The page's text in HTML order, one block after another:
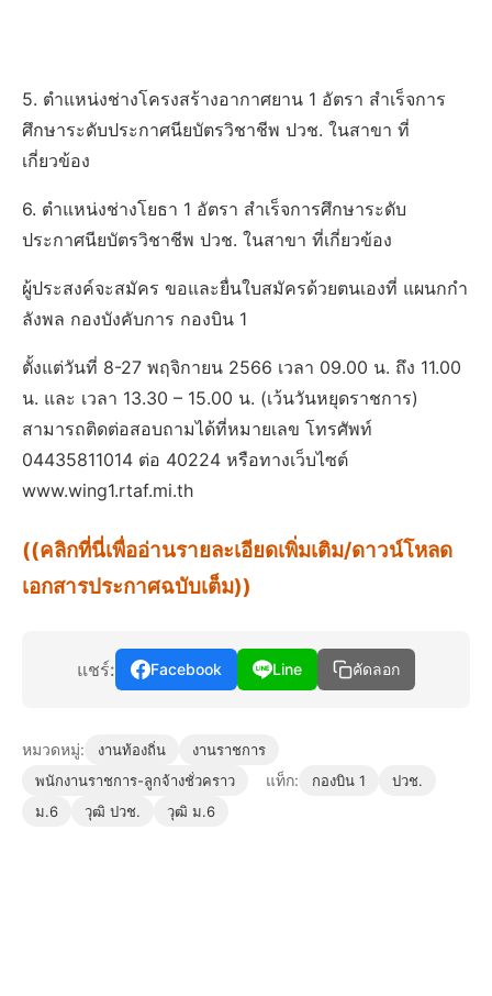
5. ตำแหน่งช่างโครงสร้างอากาศยาน 1 อัตรา สำเร็จการ
ศึกษาระดับประกาศนียบัตรวิชาชีพ ปวช. ในสาขา ที่
เกี่ยวข้อง
6. ตำแหน่งช่างโยธา 1 อัตรา สำเร็จการศึกษาระดับ
ประกาศนียบัตรวิชาชีพ ปวช. ในสาขา ที่เกี่ยวข้อง
ผู้ประสงค์จะสมัคร ขอและยื่นใบสมัครด้วยตนเองที่ แผนกกํา
ลังพล กองบังคับการ กองบิน 1
ตั้งแต่วันที่ 8-27 พฤจิกายน 2566 เวลา 09.00 น. ถึง 11.00
น. และ เวลา 13.30 – 15.00 น. (เว้นวันหยุดราชการ)
สามารถติดต่อสอบถามได้ที่หมายเลข โทรศัพท์
04435811014 ต่อ 40224 หรือทางเว็บไซต์
www.wing1.rtaf.mi.th
((คลิกที่นี่เพื่ออ่านรายละเอียดเพิ่มเติม/ดาวน์โหลด
เอกสารประกาศฉบับเต็ม))
แชร์: Facebook Line คัดลอก
หมวดหมู่: งานท้องถิ่น
งานราชการ
พนักงานราชการ-ลูกจ้างชั่วคราว
แท็ก: กองบิน 1
ปวช.
ม.6
วุฒิ ปวช. วุฒิ ม.6